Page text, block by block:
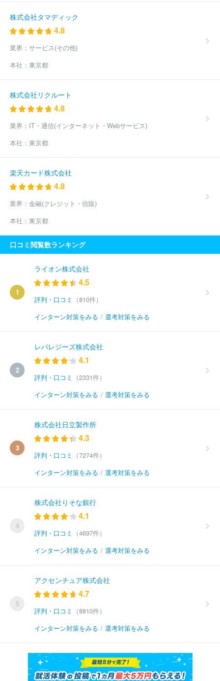
株式会社タマディック
4.8
業界： サービス(その他)
本社： 東京都
株式会社リクルート
4.8
業界： IT・通信(インターネット・Webサービス)
本社： 東京都
楽天カード株式会社
4.8
業界： 金融(クレジット・信販)
本社： 東京都
口コミ閲覧数ランキング
1
ライオン株式会社
4.5
評判・口コミ
（810件）
インターン対策をみる / 選考対策をみる
2
レバレジーズ株式会社
4.1
評判・口コミ
（2331件）
インターン対策をみる / 選考対策をみる
3
株式会社日立製作所
4.3
評判・口コミ
（7274件）
インターン対策をみる / 選考対策をみる
4
株式会社りそな銀行
4.1
評判・口コミ
（4697件）
インターン対策をみる / 選考対策をみる
5
アクセンチュア株式会社
4.7
評判・口コミ
（8810件）
インターン対策をみる / 選考対策をみる